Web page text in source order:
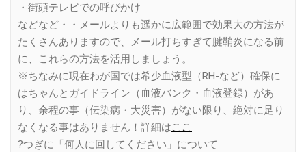
・街頭テレビでの呼びかけ
などなど・・メールよりも遥かに広範囲で効果大の方法が
たくさんありますので、メール打ちすぎて腱鞘炎になる前
に、これらの方法を活用しましょう。
※ちなみに現在わが国では希少血液型（RH-など）確保に
はちゃんとガイドライン（血液バンク・血液登録）があ
り、余程の事（伝染病・大災害）がない限り、絶対に足り
なくなる事はありません！詳細はここ
?つぎに「何人に回してください」について